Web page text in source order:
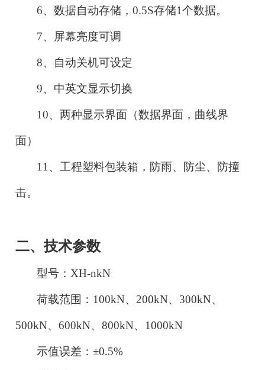
6、数据自动存储，0.5S存储1个数据。
7、屏幕亮度可调
8、自动关机可设定
9、中英文显示切换
10、两种显示界面（数据界面，曲线界
面）
1 1 、工程塑料包装箱，防雨、防尘、防撞
击。
二、技术参数
型号： XH-nkN
荷载范围： 100kN、200kN、300kN、
500kN、600kN、800kN、 1000kN
示值误差：±0.5%